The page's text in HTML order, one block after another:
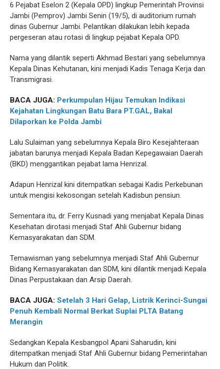
6 Pejabat Eselon 2 (Kepala OPD) lingkup Pemerintah Provinsi
Jambi (Pemprov) Jambi Senin (19/5), di auditorium rumah
dinas Gubernur Jambi. Pelantikan dilakukan lebih kepada
pergeseran atau rotasi di lingkup pejabat Kepala OPD.
Nama yang dilantik seperti Akhmad Bestari yang sebelumnya
Kepala Dinas Kehutanan, kini menjadi Kadis Tenaga Kerja dan
Transmigrasi.
BACA JUGA: Perkumpulan Hijau Temukan Indikasi
Kejahatan Lingkungan Batu Bara PT.GAL, Bakal
Dilaporkan ke Polda Jambi
Lalu Sulaiman yang sebelumnya Kepala Biro Kesejahteraan
jabatan barunya menjadi Kepala Badan Kepegawaian Daerah
(BKD) menggantikan pejabat lama Henrizal.
Adapun Henrizal kini ditempatkan sebagai Kadis Perkebunan
untuk mengisi kekosongan setelah Kadisbun pensiun.
Sementara itu, dr. Ferry Kusnadi yang menjabat Kepala Dinas
Kesehatan dirotasi menjadi Staf Ahli Gubernur bidang
Kemasyarakatan dan SDM.
Temawisman yang sebelumnya menjadi Staf Ahli Gubernur
Bidang Kemasyarakatan dan SDM, kini dilantik menjadi Kepala
Dinas Perpustakaan dan Arsip Daerah.
BACA JUGA: Setelah 3 Hari Gelap, Listrik Kerinci-Sungai
Penuh Kembali Normal Berkat Suplai PLTA Batang
Merangin
Sedangkan Kepala Kesbangpol Apani Saharudin, kini
ditempatkan menjadi Staf Ahli Gubernur bidang Pemerintahan
Hukum dan Politik.